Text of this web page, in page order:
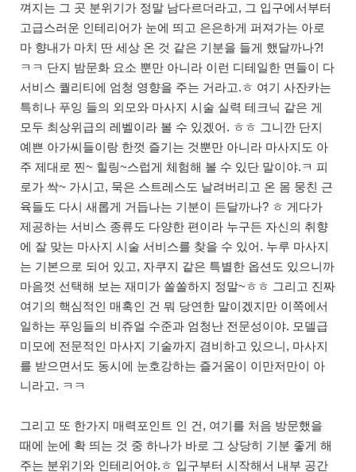
껴지는 그 곳 분위기가 정말 남다르더라고, 그 입구에서부터
고급스러운 인테리어가 눈에 띄고 은은하게 퍼져가는 아로
마 향내가 마치 딴 세상 온 것 같은 기분을 들게 했달까나?!
ㅋㅋ 단지 밤문화 요소 뿐만 아니라 이런 디테일한 면들이 다
서비스 퀄리티에 엄청 영향을 주는 거라고.ㅎ 여기 사잔카는
특히나 푸잉 들의 외모와 마사지 시술 실력 테크닉 같은 게
모두 최상위급의 레벨이라 볼 수 있겠어. ㅎㅎ 그니깐 단지
예쁜 아가씨들이랑 한껏 즐기는 것뿐만 아니라 마사지도 아
주 제대로 찐~ 힐링~스럽게 체험해 볼 수 있단 말이야.ㅋ 피
로가 싹~ 가시고, 묵은 스트레스도 날려버리고 온 몸 뭉친 근
육들도 다시 새롭게 거듭나는 기분이 든달까나? ㅎ 게다가
제공하는 서비스 종류도 다양한 편이라 누구든 자신의 취향
에 잘 맞는 마사지 시술 서비스를 찾을 수 있어. 누루 마사지
는 기본으로 되어 있고, 자쿠지 같은 특별한 옵션도 있으니까
마음껏 선택해 보는 재미가 쏠쏠하지 정말~ㅎㅎ 그리고 진짜
여기의 핵심적인 매혹인 건 뭐 당연한 말이겠지만 이쪽에서
일하는 푸잉들의 비쥬얼 수준과 엄청난 전문성이야. 모델급
미모에 전문적인 마사지 기술까지 겸비하고 있으니, 마사지
를 받으면서도 동시에 눈호강하는 즐거움이 이만저만이 아
니라고. ㅋㅋ
그리고 또 한가지 매력포인트 인 건, 여기를 처음 방문했을
때에 눈에 확 띄는 것 중 하나가 바로 그 상당히 기분 좋게 해
주는 분위기와 인테리어야.ㅎ 입구부터 시작해서 내부 공간